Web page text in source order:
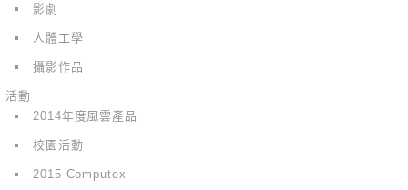
影劇
人體工學
攝影作品
活動
2014年度風雲產品
校園活動
2015 Computex